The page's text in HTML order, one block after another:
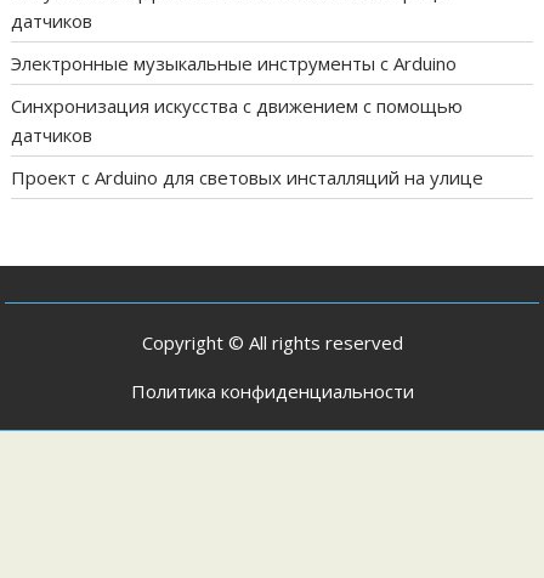
датчиков
Электронные музыкальные инструменты с Arduino
Синхронизация искусства с движением с помощью
датчиков
Проект с Arduino для световых инсталляций на улице
Copyright © All rights reserved
Политика конфиденциальности